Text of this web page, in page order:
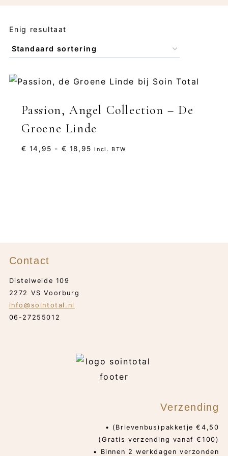
Enig resultaat
Passion, Angel Collection – De
Groene Linde
€ 14,95 - € 18,95 Prijsklasse:
incl. BTW
Contact
Distelweide 109
2272 VS Voorburg
info@sointotal.nl
06-27255012
Verzending
• (Brievenbus)pakketje €4,50
(Gratis verzending vanaf €100)
• Binnen 2 werkdagen verzonden